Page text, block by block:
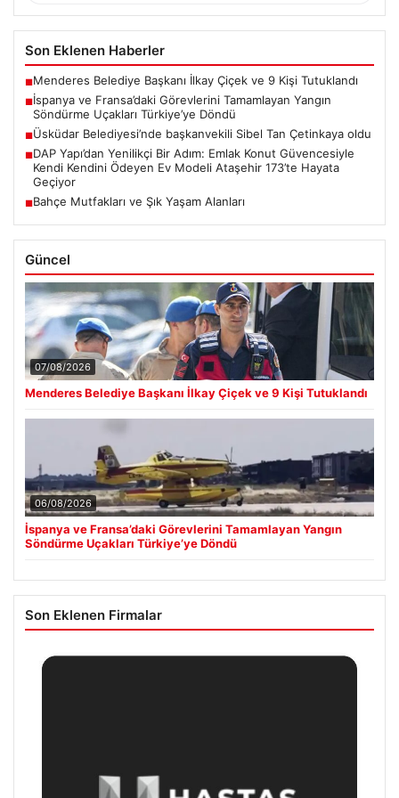
Son Eklenen Haberler
■Menderes Belediye Başkanı İlkay Çiçek ve 9 Kişi Tutuklandı
■İspanya ve Fransa’daki Görevlerini Tamamlayan Yangın
Söndürme Uçakları Türkiye’ye Döndü
■Üsküdar Belediyesi’nde başkanvekili Sibel Tan Çetinkaya oldu
■DAP Yapı’dan Yenilikçi Bir Adım: Emlak Konut Güvencesiyle
Kendi Kendini Ödeyen Ev Modeli Ataşehir 173’te Hayata
Geçiyor
■Bahçe Mutfakları ve Şık Yaşam Alanları
Güncel
07/08/2026
Menderes Belediye Başkanı İlkay Çiçek ve 9 Kişi Tutuklandı
06/08/2026
İspanya ve Fransa’daki Görevlerini Tamamlayan Yangın
Söndürme Uçakları Türkiye’ye Döndü
Son Eklenen Firmalar